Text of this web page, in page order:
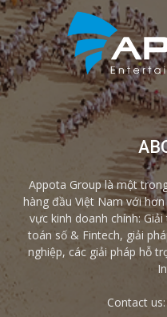
Appota Group là một
hàng đầu Việt Nam với
vực kinh doanh chính:
toán số & Fintech, giải
nghiệp, các giải pháp hỗ
Contact us: